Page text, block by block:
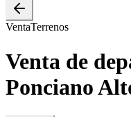
VentaTerrenos
Venta de
Ponciano